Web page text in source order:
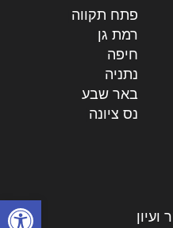
פתח
פתח תקווה
רמת גן
חיפה
נתניה
באר שבע
נס ציונה